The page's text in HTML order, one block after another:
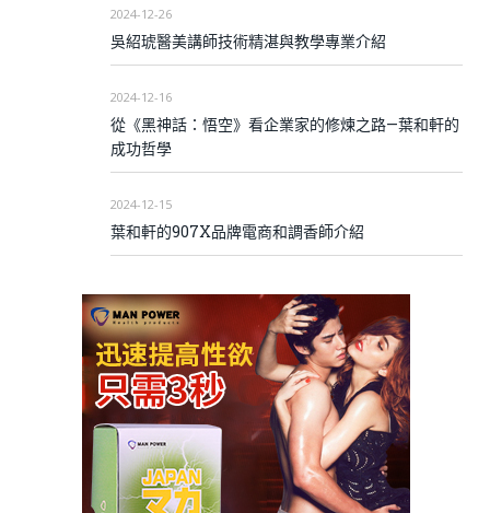
2024-12-26
吳紹琥醫美講師技術精湛與教學專業介紹
2024-12-16
從《黑神話：悟空》看企業家的修煉之路—葉和軒的
成功哲學
2024-12-15
葉和軒的907X品牌電商和調香師介紹